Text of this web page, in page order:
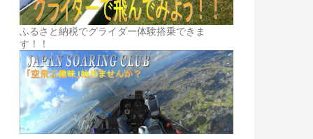
ふるさと納税でグライダー体験搭乗できま
す！！